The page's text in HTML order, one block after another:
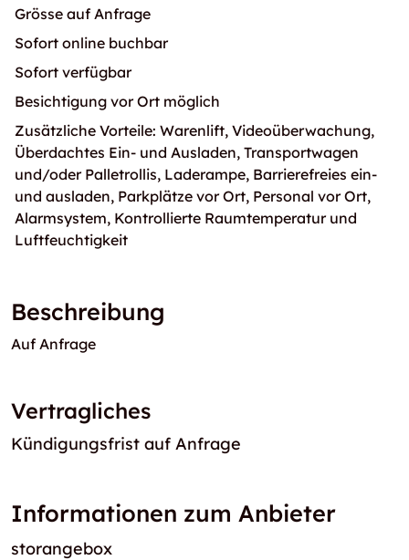
Grösse auf Anfrage
Sofort online buchbar
Sofort verfügbar
Besichtigung vor Ort möglich
Zusätzliche Vorteile: Warenlift, Videoüberwachung,
Überdachtes Ein- und Ausladen, Transportwagen
und/oder Palletrollis, Laderampe, Barrierefreies ein-
und ausladen, Parkplätze vor Ort, Personal vor Ort,
Alarmsystem, Kontrollierte Raumtemperatur und
Luftfeuchtigkeit
Beschreibung
Auf Anfrage
Vertragliches
Kündigungsfrist auf Anfrage
Informationen zum Anbieter
storangebox